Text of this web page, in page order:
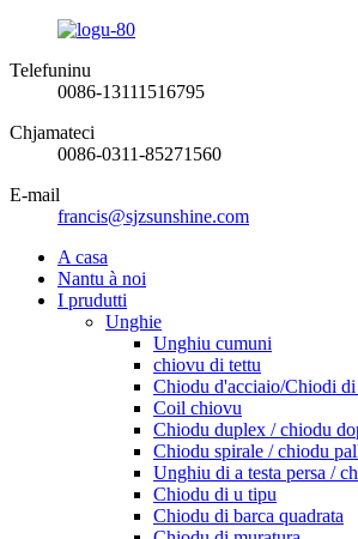
Telefuninu
0086-13111516795
Chjamateci
0086-0311-85271560
E-mail
francis@sjzsunshine.com
A casa
Nantu à noi
I prudutti
Unghie
Unghiu cumuni
chiovu di tettu
Chiodu d'acciaio/Chiodi di
Coil chiovu
Chiodu duplex / chiodu
Chiodu spirale / chiodu
Unghiu di a testa persa /
Chiodu di u tipu
Chiodu di barca quadrata